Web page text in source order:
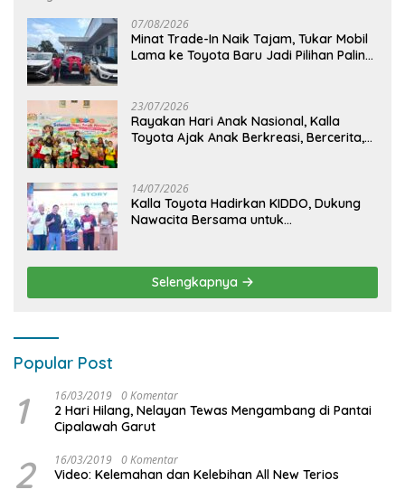
07/08/2026
Minat Trade-In Naik Tajam, Tukar Mobil
Lama ke Toyota Baru Jadi Pilihan Paling
23/07/2026
Rayakan Hari Anak Nasional, Kalla
Toyota Ajak Anak Berkreasi, Bercerita,
14/07/2026
Kalla Toyota Hadirkan KIDDO, Dukung
Nawacita Bersama untuk
Selengkapnya
Popular Post
1 16/03/2019 0 Komentar
2 Hari Hilang, Nelayan Tewas Mengambang di Pantai
Cipalawah Garut
2 16/03/2019 0 Komentar
Video: Kelemahan dan Kelebihan All New Terios